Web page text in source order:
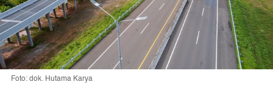
Foto: dok. Hutama Karya